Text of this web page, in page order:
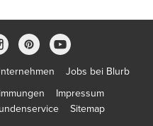
Jobs bei Blurb
Impressum
Sitemap